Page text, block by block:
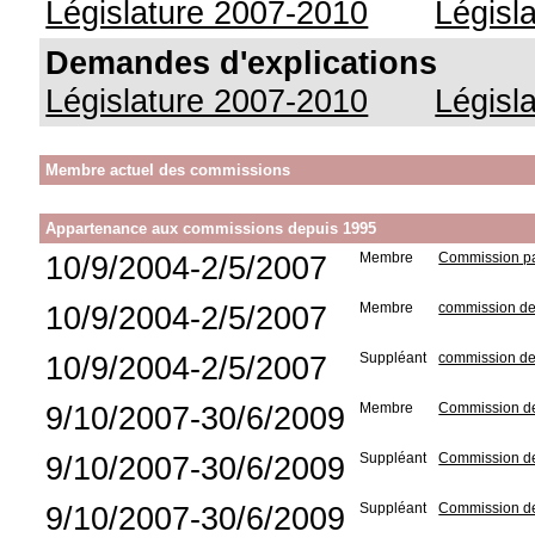
Législature 2007-2010
Demandes d'explications
Législature 2007-2010
Membre actuel des commissions
Appartenance aux commissions depuis 1995
10/9/2004-2/5/2007 Membre Commission
10/9/2004-2/5/2007 Membre commission
10/9/2004-2/5/2007 Suppléant commission
9/10/2007-30/6/2009 Membre Commission
9/10/2007-30/6/2009 Suppléant Commission
9/10/2007-30/6/2009 Suppléant Commission